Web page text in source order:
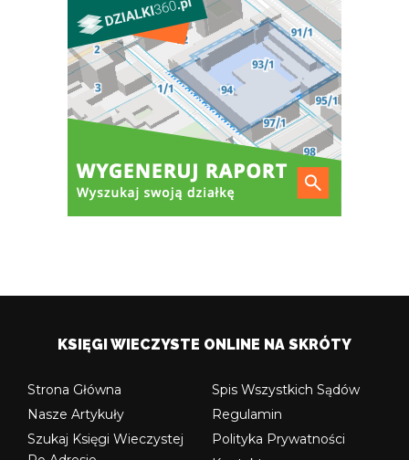
KSIĘGI WIECZYSTE ONLINE NA SKRÓTY
Strona Główna
Nasze Artykuły
Szukaj Księgi Wieczystej
Spis Wszystkich Sądów
Regulamin
Polityka Prywatności